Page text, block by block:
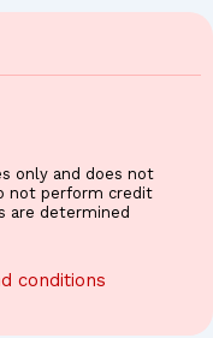
only and does not
not perform credit
are determined
conditions